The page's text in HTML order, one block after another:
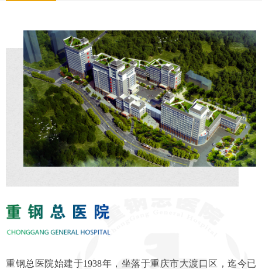
重钢总医院始建于1938年，坐落于重庆市大渡口区，迄今已